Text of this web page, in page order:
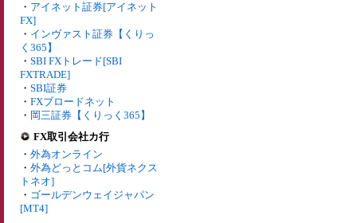
・ アイネット証券[アイネット
FX]
・ インヴァスト証券【くりっ
く365】
・ SBI FXトレード[SBI
FXTRADE]
・ SBI証券
・ FXブロードネット
・ 岡三証券【くりっく365】
FX取引会社カ行
・ 外為オンライン
・ 外為どっとコム[外貨ネクス
トネオ]
・ ゴールデンウェイジャパン
[MT4]